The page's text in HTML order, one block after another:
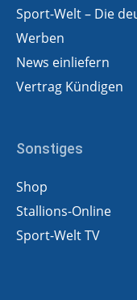
Sport-Welt – Die
Werben
News einliefern
Vertrag Kündigen
Sonstiges
Shop
Stallions-Online
Sport-Welt TV